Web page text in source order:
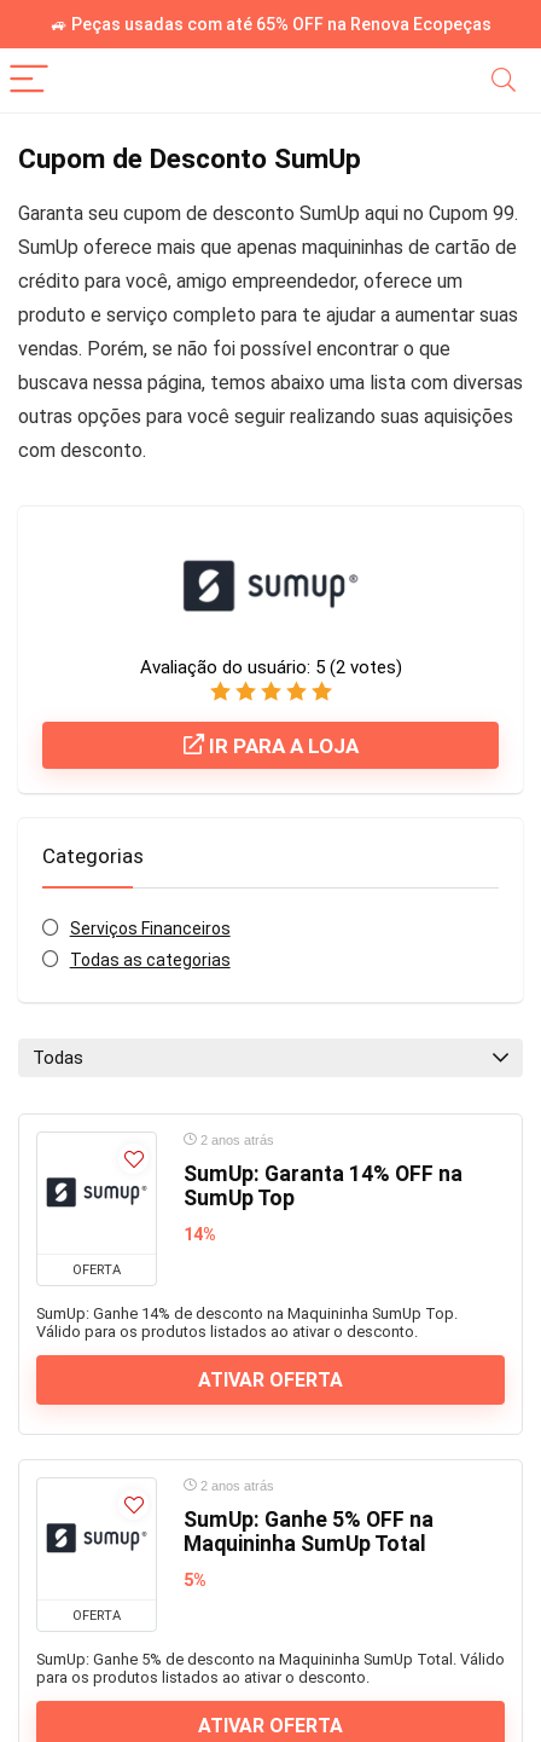
🚙 Peças usadas com até 65% OFF na Renova Ecopeças
Cupom de Desconto SumUp
Garanta seu cupom de desconto SumUp aqui no Cupom 99.
SumUp oferece mais que apenas maquininhas de cartão de
crédito para você, amigo empreendedor, oferece um
produto e serviço completo para te ajudar a aumentar suas
vendas. Porém, se não foi possível encontrar o que
buscava nessa página, temos abaixo uma lista com diversas
outras opções para você seguir realizando suas aquisições
com desconto.
Avaliação do usuário: 5 (2votes)
IR PARA A LOJA
Categorias
Serviços Financeiros
Todas as categorias
Todas
OFERTA
2 anos atrás
SumUp: Garanta 14% OFF na
SumUp Top
14%
SumUp: Ganhe 14% de desconto na Maquininha SumUp Top.
Válido para os produtos listados ao ativar o desconto.
ATIVAR OFERTA
OFERTA
2 anos atrás
SumUp: Ganhe 5% OFF na
Maquininha SumUp Total
5%
SumUp: Ganhe 5% de desconto na Maquininha SumUp Total. Válido
para os produtos listados ao ativar o desconto.
ATIVAR OFERTA